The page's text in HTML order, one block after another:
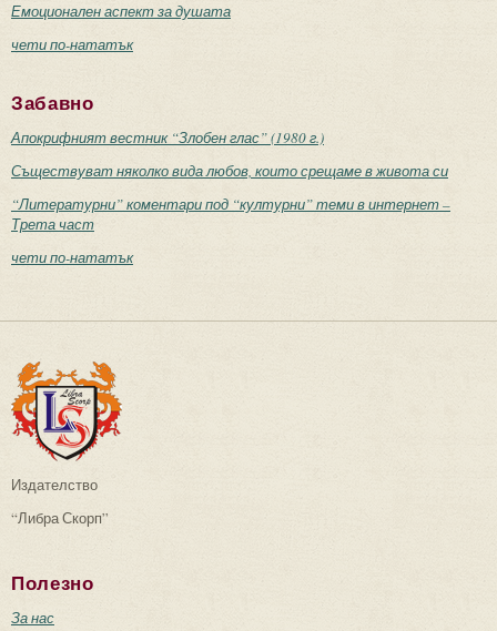
Емоционален аспект за душата
чети по-нататък
Забавно
Апокрифният вестник “Злобен глас” (1980 г.)
Съществуват няколко вида любов, които срещаме в живота си
“Литературни” коментари под “културни” теми в интернет –
Трета част
чети по-нататък
Издателство
“Либра Скорп”
Полезно
За нас